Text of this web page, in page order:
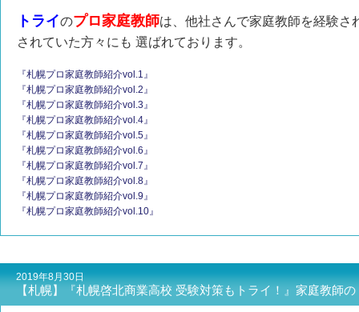
トライのプロ家庭教師は、他社さんで家庭教師を経験さ
されていた方々にも 選ばれております。
『札幌プロ家庭教師紹介vol.1』
『札幌プロ家庭教師紹介vol.2』
『札幌プロ家庭教師紹介vol.3』
『札幌プロ家庭教師紹介vol.4』
『札幌プロ家庭教師紹介vol.5』
『札幌プロ家庭教師紹介vol.6』
『札幌プロ家庭教師紹介vol.7』
『札幌プロ家庭教師紹介vol.8』
『札幌プロ家庭教師紹介vol.9』
『札幌プロ家庭教師紹介vol.10』
2019年8月30日
【札幌】『札幌啓北商業高校 受験対策もトライ！』家庭教師